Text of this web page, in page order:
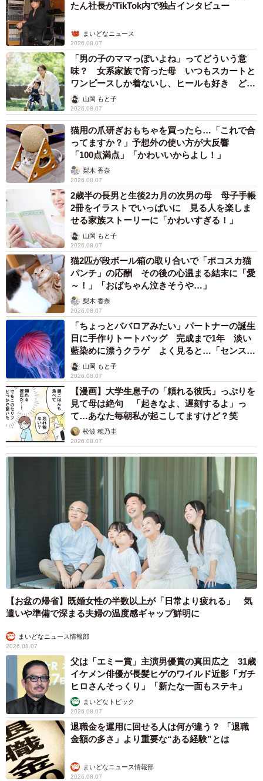
たん社長がTikTok内で独占インタビュー
まいどなニュース
2026.08.07
「男の子のママっぽいよね」ってどういう意
味？ 女系家族で育った母 いつもスカートと
ワンピースしか着ないし、ヒールも好き どの
へんが…
山岡 もと子
2026.08.07
猫用の爪研ぎおもちゃを買ったら…「これで合
ってますか？」予想外の使い方が大反響
「100点満点」「かわいいからよし！」
梨木 香奈
2026.08.07
2歳半の長男と生後2カ月の次男の母 母子手帳
2冊をイラストでいっぱいに 見る人を楽しま
せる家族ストーリーに「かわいすぎる！」
山岡 もと子
2026.08.07
猫2匹が段ボール箱の取り合いで「ポコスカ猫
パンチ」の応酬 その後の心温まる結末に「愛
～！」「おばちゃん泣きそうや…」
梨木 香奈
2026.08.07
「ちょっとババロアみたい」パートナーの誕生
日に手作りトートバッグ 完成まで1年 淡い
藍染めに漂うクラゲ よく見ると…「センスす
ごい」山岡 もと子
2026.08.07
【漫画】大学生息子の「頼れる彼氏」っぷりを
見て母は絶句 「起きなよ、遅刻するよ」っ
て…あなた毎朝私が起こしてますけど？笑
松波 穂乃圭
2026.08.07
【お盆の帰省】既婚女性の半数以上が「日常より疲れる」 気
遣いや準備で深まる夫婦の温度感ギャップ鮮明に
まいどなニュース情報部
2026.08.07
父は「エミー賞」主演男優賞の真田広之 31歳
イケメン俳優が長髪ヒゲのワイルド近影「ガチ
ヒロさんそっくり」「新たな一面もステキ」
まいどなトピック
2026.08.07
退職金を運用に回せる人は何が違う？ 「退職
金額の多さ」より重要な“ある経験”とは
まいどなニュース情報部
2026.08.07